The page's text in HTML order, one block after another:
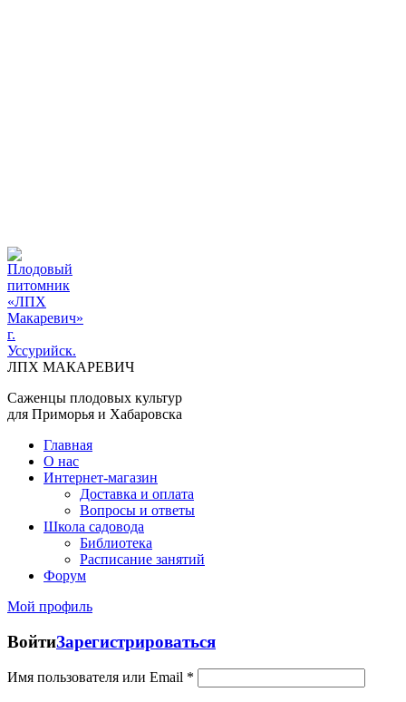
ЛПХ МАКАРЕВИЧ
Саженцы плодовых культур
для Приморья и Хабаровска
Главная
О нас
Интернет-магазин
Доставка и оплата
Вопросы и ответы
Школа садовода
Библиотека
Расписание занятий
Форум
Мой профиль
ВойтиЗарегистрироваться
Имя пользователя или Email *